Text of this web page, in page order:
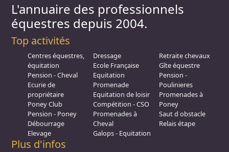
L'annuaire des professionnels
équestres depuis 2004.
Top activités
Centres équestres,
équitation
Pension - Cheval
Ecurie de
propriétaire
Poney Club
Pension - Poney
Débourrage
Elevage
Dressage
Ecole Française
Equitation
Promenade
Equitation de loisir
Compétition - CSO
Promenades à
Cheval
Galops - Equitation
Retraite chevaux
Gîte équestre
Pension -
Poulinieres
Promenades à
Poney
Saut d obstacle
Relais étape
Plus d'infos